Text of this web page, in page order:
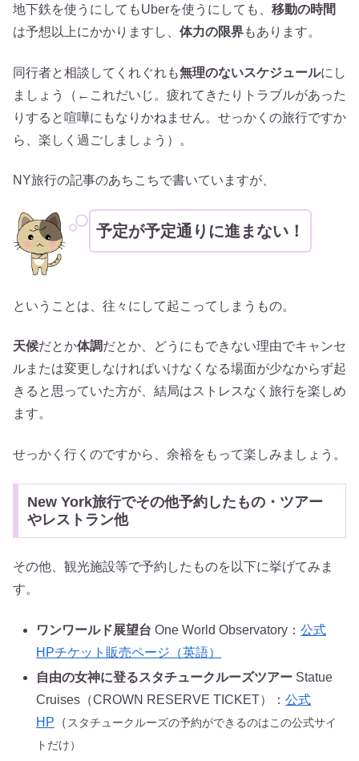
地下鉄を使うにしてもUberを使うにしても、 移動の時間
は予想以上にかかりますし、 体力の限界もあります。
同行者と相談してくれぐれも無理のないスケジュールにし
ましょう（←これだいじ。疲れてきたりトラブルがあった
りすると喧嘩にもなりかねません。せっかくの旅行ですか
ら、楽しく過ごしましょう）。
NY旅行の記事のあちこちで書いていますが、
予定が予定通りに進まない！
ということは、往々にして起こってしまうもの。
天候だとか体調だとか、どうにもできない理由でキャンセ
ルまたは変更しなければいけなくなる場面が少なからず起
きると思っていた方が、結局はストレスなく旅行を楽しめ
ます。
せっかく行くのですから、余裕をもって楽しみましょう。
New York旅行でその他予約したもの・ツアー
やレストラン他
その他、観光施設等で予約したものを以下に挙げてみま
す。
ワンワールド展望台One World Observatory：公式
HPチケット販売ページ（英語）
自由の女神に登るスタチュークルーズツアー Statue
Cruises（CROWN RESERVE TICKET）：公式
HP （ スタチュークルーズの予約ができるのはこの公式サイ
トだけ）